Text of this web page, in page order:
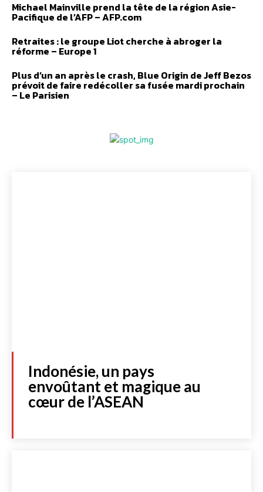
Michael Mainville prend la tête de la région Asie-
Pacifique de l’AFP – AFP.com
Retraites : le groupe Liot cherche à abroger la
réforme – Europe 1
Plus d’un an après le crash, Blue Origin de Jeff Bezos
prévoit de faire redécoller sa fusée mardi prochain
– Le Parisien
Indonésie, un pays
envoûtant et magique au
cœur de l’ASEAN